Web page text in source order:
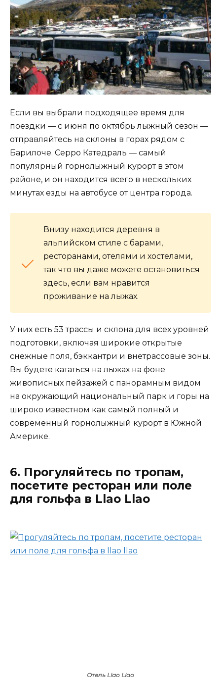
Если вы выбрали подходящее время для
поездки — с июня по октябрь лыжный сезон —
отправляйтесь на склоны в горах рядом с
Барилоче. Серро Катедраль — самый
популярный горнолыжный курорт в этом
районе, и он находится всего в нескольких
минутах езды на автобусе от центра города.
Внизу находится деревня в
альпийском стиле с барами,
ресторанами, отелями и хостелами,
так что вы даже можете остановиться
здесь, если вам нравится
проживание на лыжах.
У них есть 53 трассы и склона для всех уровней
подготовки, включая широкие открытые
снежные поля, бэккантри и внетрассовые зоны.
Вы будете кататься на лыжах на фоне
живописных пейзажей с панорамным видом
на окружающий национальный парк и горы на
широко известном как самый полный и
современный горнолыжный курорт в Южной
Америке.
6. Прогуляйтесь по тропам,
посетите ресторан или поле
для гольфа в Llao Llao
Отель Llao Llao